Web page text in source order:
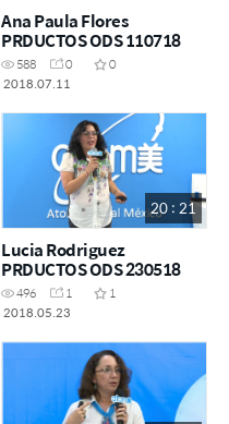
Ana Paula Flores
PRDUCTOS ODS 110718
588 0
0
2018.07.11
20 : 21
Lucia Rodriguez
PRDUCTOS ODS 230518
496 1
1
2018.05.23